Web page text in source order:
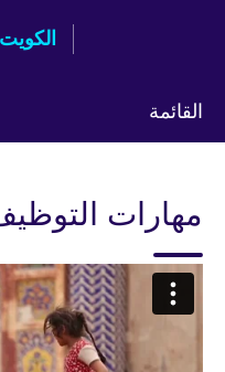
الكويت
القائمة
مهارات